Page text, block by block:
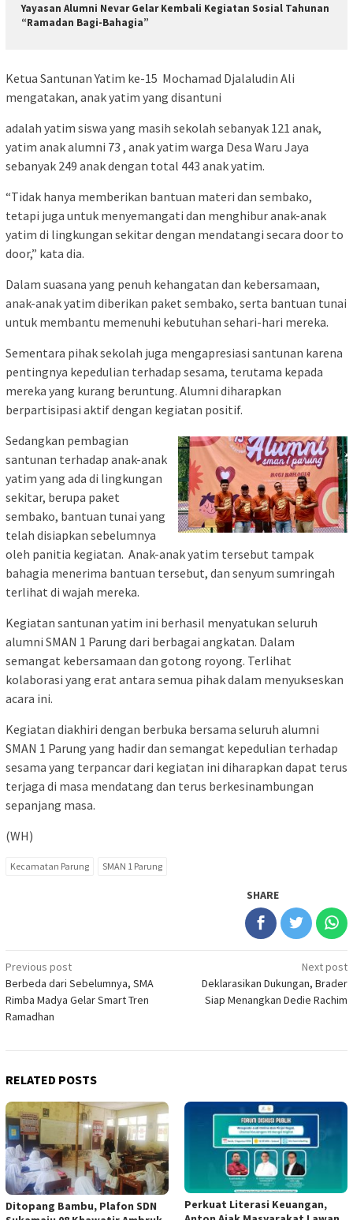
Yayasan Alumni Nevar Gelar Kembali Kegiatan Sosial Tahunan
“Ramadan Bagi-Bahagia”
Ketua Santunan Yatim ke-15 Mochamad Djalaludin Ali
mengatakan, anak yatim yang disantuni
adalah yatim siswa yang masih sekolah sebanyak 121 anak,
yatim anak alumni 73 , anak yatim warga Desa Waru Jaya
sebanyak 249 anak dengan total 443 anak yatim.
“Tidak hanya memberikan bantuan materi dan sembako,
tetapi juga untuk menyemangati dan menghibur anak-anak
yatim di lingkungan sekitar dengan mendatangi secara door to
door,” kata dia.
Dalam suasana yang penuh kehangatan dan kebersamaan,
anak-anak yatim diberikan paket sembako, serta bantuan tunai
untuk membantu memenuhi kebutuhan sehari-hari mereka.
Sementara pihak sekolah juga mengapresiasi santunan karena
pentingnya kepedulian terhadap sesama, terutama kepada
mereka yang kurang beruntung. Alumni diharapkan
berpartisipasi aktif dengan kegiatan positif.
Sedangkan pembagian
santunan terhadap anak-anak
yatim yang ada di lingkungan
sekitar, berupa paket
sembako, bantuan tunai yang
telah disiapkan sebelumnya
oleh panitia kegiatan. Anak-anak yatim tersebut tampak
bahagia menerima bantuan tersebut, dan senyum sumringah
terlihat di wajah mereka.
Kegiatan santunan yatim ini berhasil menyatukan seluruh
alumni SMAN 1 Parung dari berbagai angkatan. Dalam
semangat kebersamaan dan gotong royong. Terlihat
kolaborasi yang erat antara semua pihak dalam menyukseskan
acara ini.
Kegiatan diakhiri dengan berbuka bersama seluruh alumni
SMAN 1 Parung yang hadir dan semangat kepedulian terhadap
sesama yang terpancar dari kegiatan ini diharapkan dapat terus
terjaga di masa mendatang dan terus berkesinambungan
sepanjang masa.
(WH)
Kecamatan Parung SMAN 1 Parung
SHARE
Post
navigation
Previous post
Berbeda dari Sebelumnya, SMA
Rimba Madya Gelar Smart Tren
Ramadhan
Next post
Deklarasikan Dukungan, Brader
Siap Menangkan Dedie Rachim
RELATED POSTS
Ditopang Bambu, Plafon SDN
Perkuat Literasi Keuangan,